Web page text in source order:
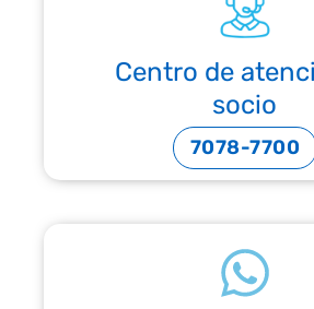
Centro de
socio
7078-7700